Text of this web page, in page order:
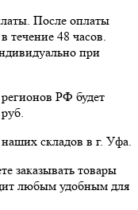
После оплаты
течение 48 часов.
при
РФ будет
складов в г. Уфа.
заказывать товары
любым удобным для